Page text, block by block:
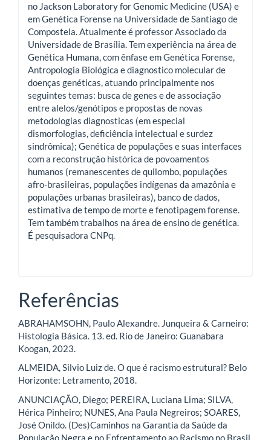
no Jackson Laboratory for Genomic Medicine (USA) e
em Genética Forense na Universidade de Santiago de
Compostela. Atualmente é professor Associado da
Universidade de Brasília. Tem experiência na área de
Genética Humana, com ênfase em Genética Forense,
Antropologia Biológica e diagnostico molecular de
doenças genéticas, atuando principalmente nos
seguintes temas: busca de genes e de associação
entre alelos/genótipos e propostas de novas
metodologias diagnosticas (em especial
dismorfologias, deficiência intelectual e surdez
sindrômica); Genética de populações e suas interfaces
com a reconstrução histórica de povoamentos
humanos (remanescentes de quilombo, populações
afro-brasileiras, populações indígenas da amazônia e
populações urbanas brasileiras), banco de dados,
estimativa de tempo de morte e fenotipagem forense.
Tem também trabalhos na área de ensino de genética.
É pesquisadora CNPq.
Referências
ABRAHAMSOHN, Paulo Alexandre. Junqueira & Carneiro:
Histologia Básica. 13. ed. Rio de Janeiro: Guanabara
Koogan, 2023.
ALMEIDA, Silvio Luiz de. O que é racismo estrutural? Belo
Horizonte: Letramento, 2018.
ANUNCIAÇÃO, Diego; PEREIRA, Luciana Lima; SILVA,
Hérica Pinheiro; NUNES, Ana Paula Negreiros; SOARES,
José Onildo. (Des)Caminhos na Garantia da Saúde da
População Negra e no Enfrentamento ao Racismo no Brasil.